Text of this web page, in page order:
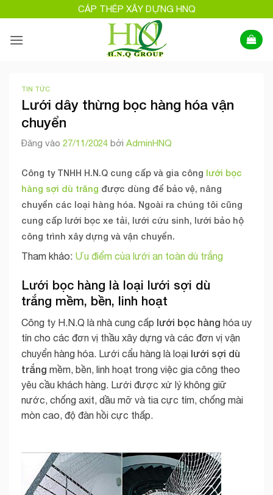
qua
nội
CÁP THÉP XÂY DỰNG HNQ
TIN TỨC
Lưới dây thừng bọc hàng hóa vận
chuyển
Đăng vào 27/11/2024 bởi AdminHNQ
Công ty TNHH H.N.Q cung cấp và gia công lưới bọc
hàng sợi dù trăng được dùng để bảo vệ, nâng
chuyển các loại hàng hóa. Ngoài ra chúng tôi cũng
cung cấp lưới bọc xe tải, lưới cứu sinh, lưới bảo hộ
công trình xây dựng và vận chuyển.
Tham khảo: Ưu điểm của lưới an toàn dù trắng
Lưới bọc hàng là loại lưới sợi dù
trắng mềm, bền, linh hoạt
Công ty H.N.Q là nhà cung cấp lưới bọc hàng hóa uy
tín cho các đơn vị thầu xây dựng và các đơn vị vận
chuyển hàng hóa. Lưới cẩu hàng là loại lưới sợi dù
trắng mềm, bền, linh hoạt trong việc gia công theo
yêu cầu khách hàng. Lưới được xử lý không giữ
nước, chống axit, dầu mỡ và tia cực tím, chống mài
mòn cao, độ đàn hồi cực thấp.